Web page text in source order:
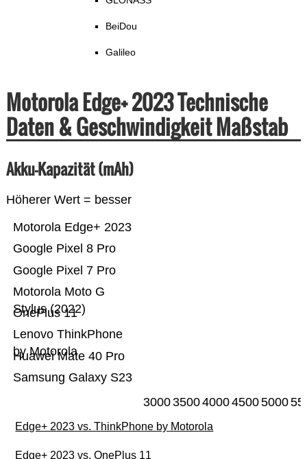
BeiDou
Galileo
Motorola Edge+ 2023 Technische
Daten & Geschwindigkeit Maßstab
Akku-Kapazität (mAh)
Höherer Wert = besser
Samsung Galaxy S23
Huawei Mate 40 Pro
Lenovo ThinkPhone
by Motorola
OnePlus 11
Motorola Moto G
Stylus (2022)
Google Pixel 7 Pro
Google Pixel 8 Pro
Motorola Edge+ 2023
30003500400045005000
Edge+ 2023 vs. ThinkPhone by Motorola
Edge+ 2023 vs. OnePlus 11